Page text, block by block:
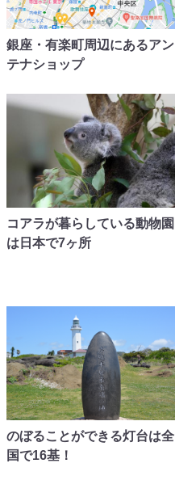
銀座・有楽町周辺にあるアン
テナショップ
コアラが暮らしている動物園
は日本で7ヶ所
のぼることができる灯台は全
国で16基！